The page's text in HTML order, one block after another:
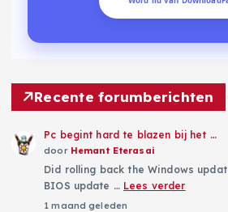
Recente forumberichten
Pc begint hard te blazen bij het …
door Hemant Eterasai
Did rolling back the Windows
BIOS update … Lees verder
1 maand geleden